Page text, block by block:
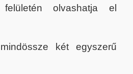
olvashatja el
két egyszerű